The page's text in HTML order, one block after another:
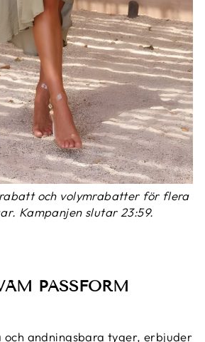
och volymrabatter för flera
Kampanjen slutar 23:59.
PASSFORM
andningsbara tyger, erbjuder